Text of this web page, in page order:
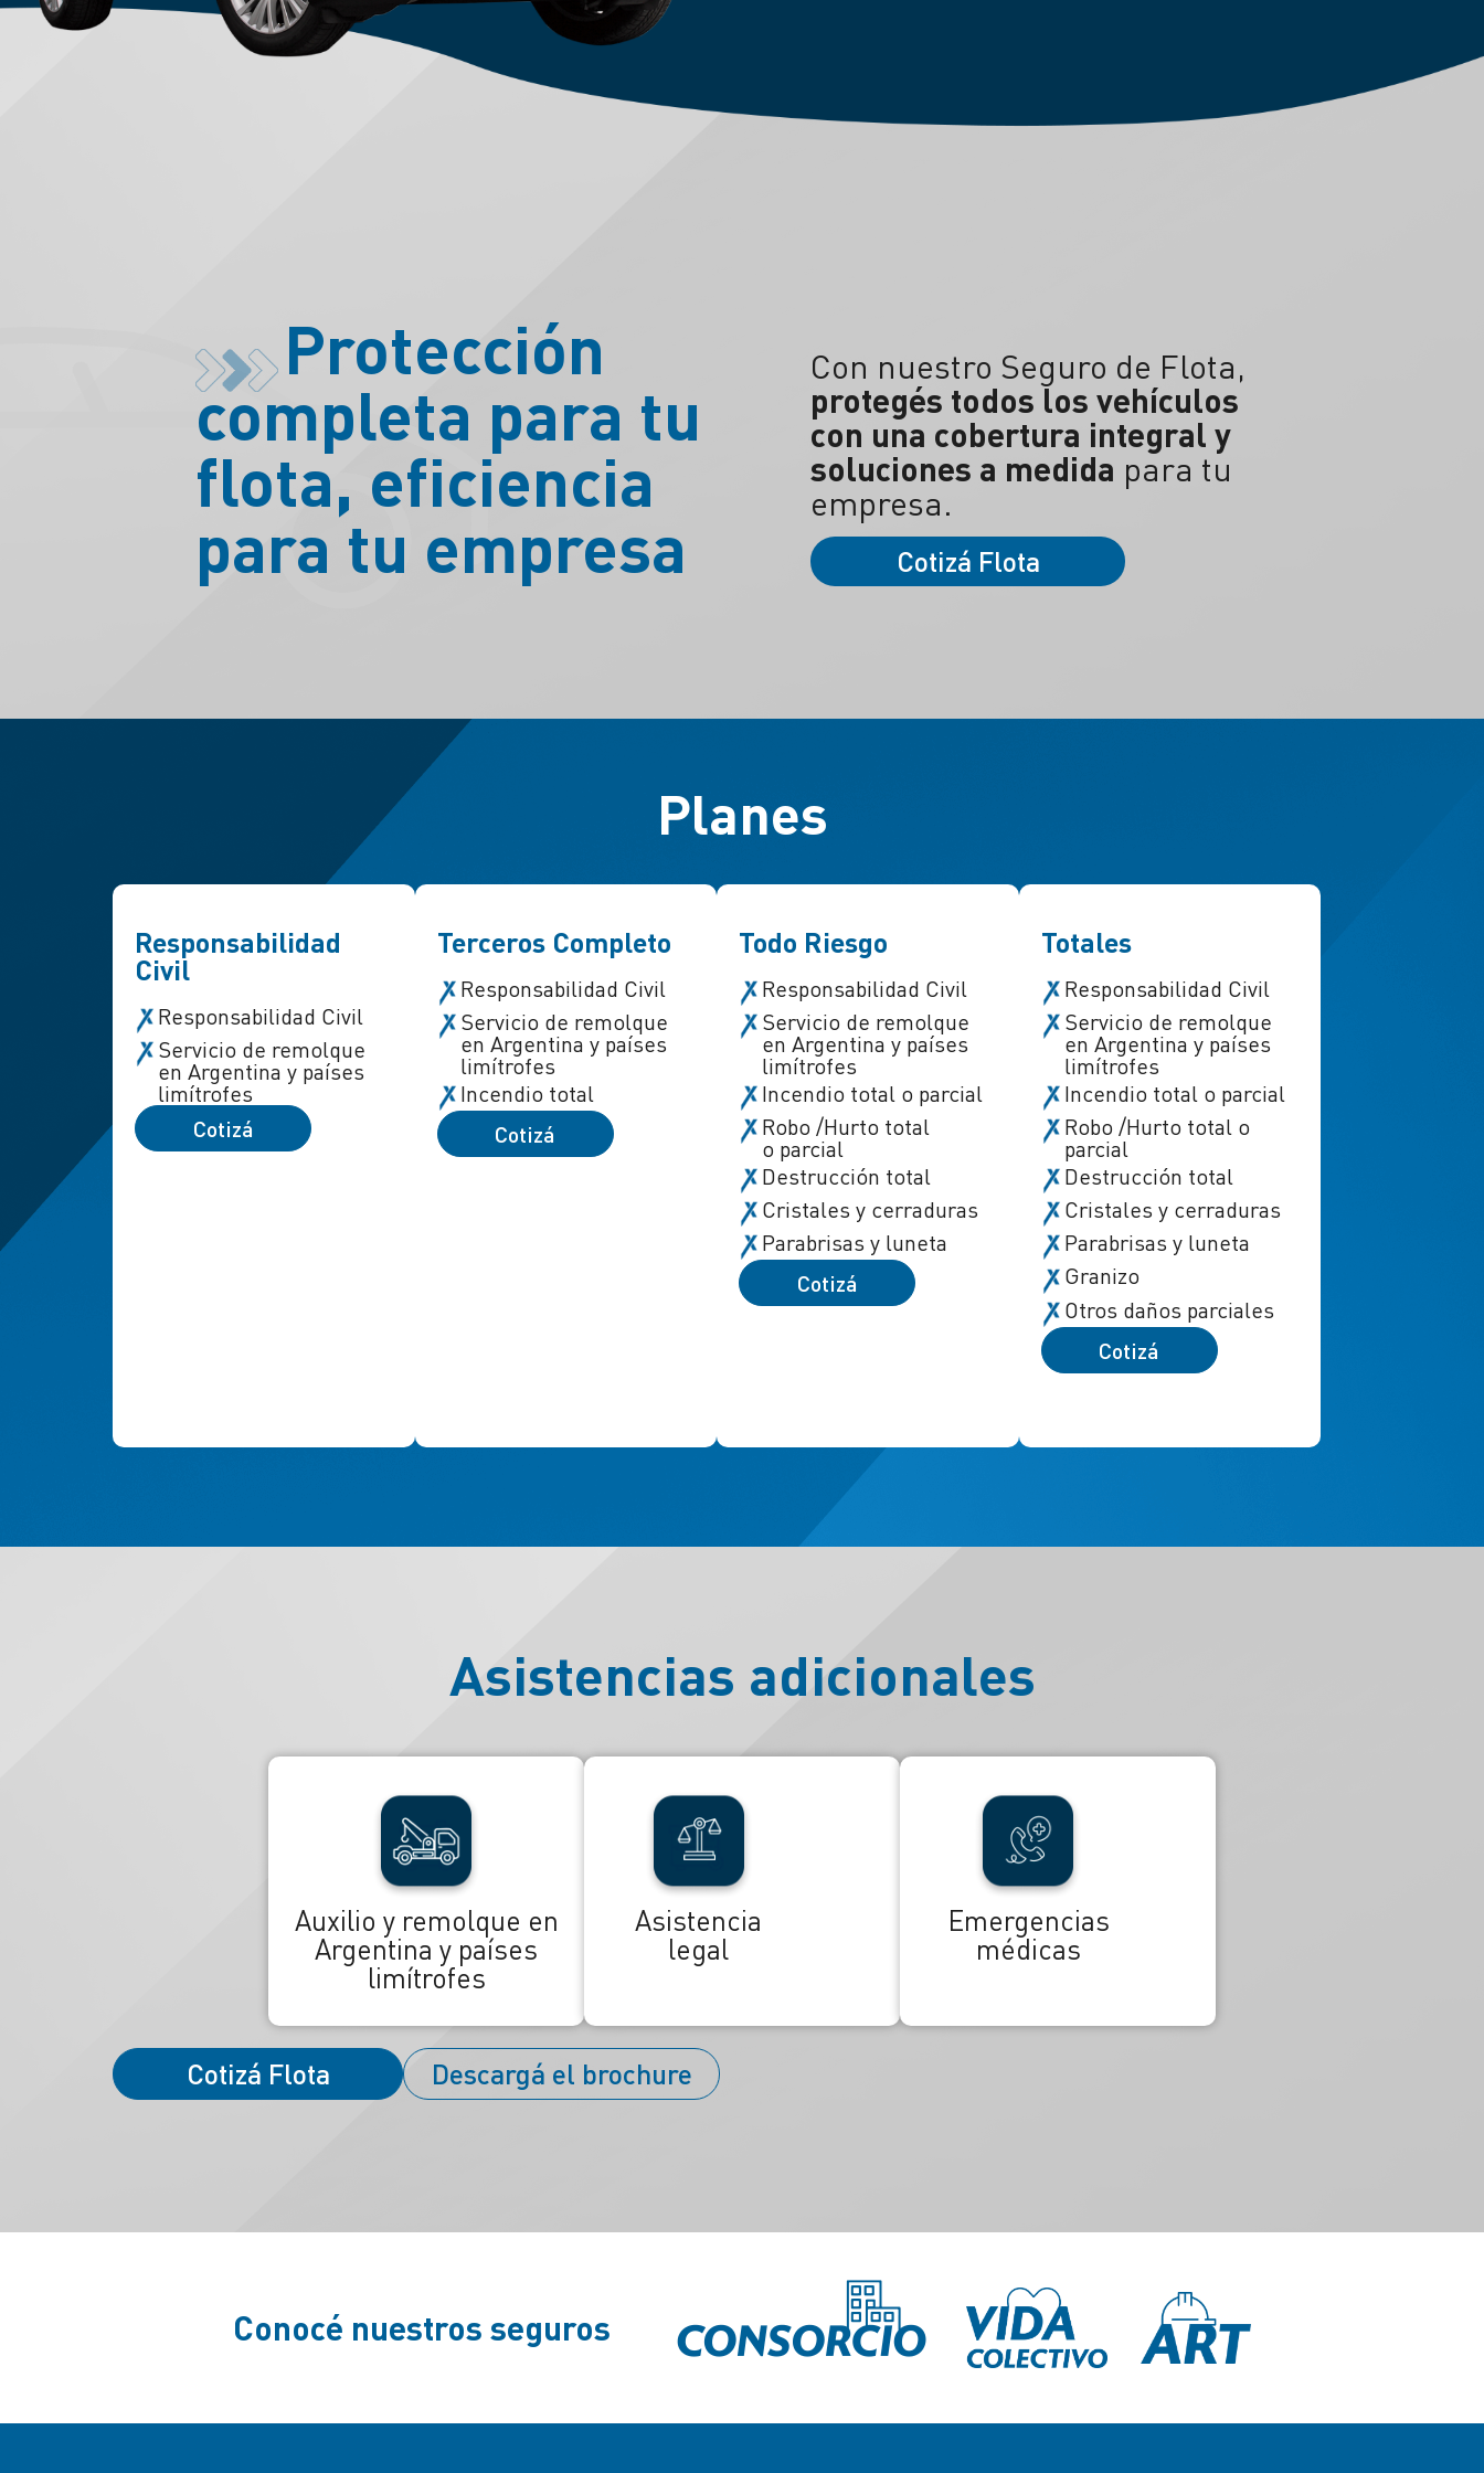
Protección
completa para tu
flota, eficiencia
para tu empresa
Con nuestro Seguro de Flota,
protegés todos los vehículos
con una cobertura integral y
soluciones a medida para tu
empresa.
Cotizá Flota
Planes
Responsabilidad
Civil
Responsabilidad Civil
Servicio de remolque
en Argentina y países
limítrofes
Cotizá
Terceros Completo
Responsabilidad Civil
Servicio de remolque
en Argentina y países
limítrofes
Incendio total
Cotizá
Todo Riesgo
Responsabilidad Civil
Servicio de remolque
en Argentina y países
limítrofes
Incendio total o parcial
Robo /Hurto total
o parcial
Destrucción total
Cristales y cerraduras
Parabrisas y luneta
Cotizá
Totales
Responsabilidad Civil
Servicio de remolque
en Argentina y países
limítrofes
Incendio total o parcial
Robo /Hurto total o
parcial
Destrucción total
Cristales y cerraduras
Parabrisas y luneta
Granizo
Otros daños parciales
Cotizá
Asistencias adicionales
Auxilio y remolque en
Argentina y países
limítrofes
Asistencia
legal
Emergencias
médicas
Cotizá Flota Descargá el brochure
Conocé nuestros seguros